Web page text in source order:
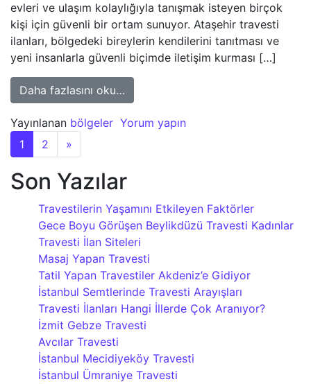
evleri ve ulaşım kolaylığıyla tanışmak isteyen birçok
kişi için güvenli bir ortam sunuyor. Ataşehir travesti
ilanları, bölgedeki bireylerin kendilerini tanıtması ve
yeni insanlarla güvenli biçimde iletişim kurması […]
Daha fazlasını oku…
Yayınlanan bölgeler Yorum yapın
Yazı dolaşımı
1 2 »
Son Yazılar
Travestilerin Yaşamını Etkileyen Faktörler
Gece Boyu Görüşen Beylikdüzü Travesti Kadınlar
Travesti İlan Siteleri
Masaj Yapan Travesti
Tatil Yapan Travestiler Akdeniz’e Gidiyor
İstanbul Semtlerinde Travesti Arayışları
Travesti İlanları Hangi İllerde Çok Aranıyor?
İzmit Gebze Travesti
Avcılar Travesti
İstanbul Mecidiyeköy Travesti
İstanbul Ümraniye Travesti